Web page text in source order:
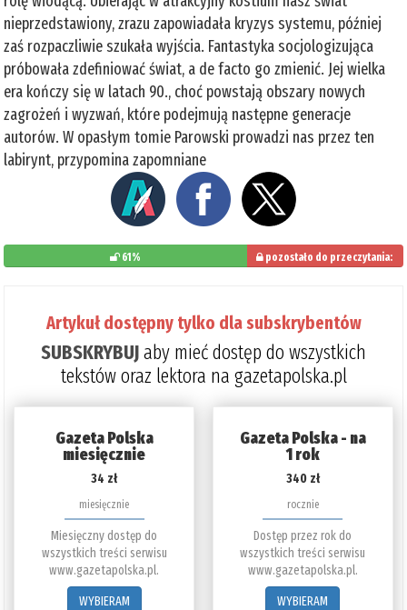
nieprzedstawiony, zrazu zapowiadała kryzys systemu, później
zaś rozpaczliwie szukała wyjścia. Fantastyka socjologizująca
próbowała zdefiniować świat, a de facto go zmienić. Jej wielka
era kończy się w latach 90., choć powstają obszary nowych
zagrożeń i wyzwań, które podejmują następne generacje
autorów. W opasłym tomie Parowski prowadzi nas przez ten
labirynt, przypomina zapomniane
61%
pozostało do przeczytania:
Artykuł dostępny tylko dla subskrybentów
SUBSKRYBUJaby mieć dostęp do wszystkich
tekstów oraz lektora na gazetapolska.pl
Gazeta Polska
miesięcznie
34 zł
miesięcznie
Miesięczny dostęp do
wszystkich treści serwisu
www.gazetapolska.pl.
WYBIERAM
Gazeta Polska - na
1 rok
340 zł
rocznie
Dostęp przez rok do
wszystkich treści serwisu
www.gazetapolska.pl.
WYBIERAM